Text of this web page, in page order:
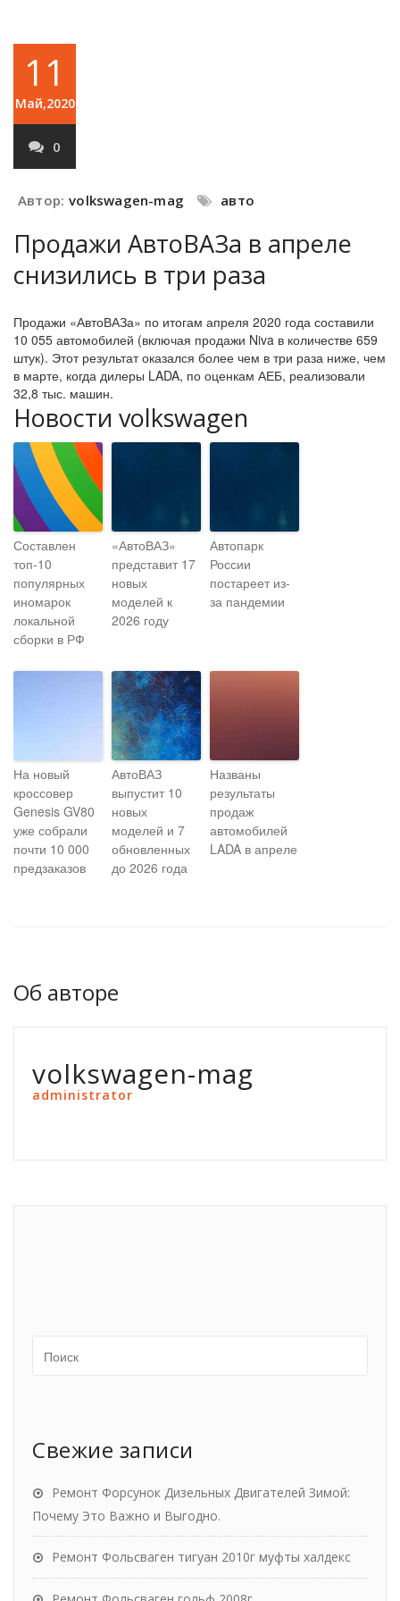
11
Май,2020
0
Автор: volkswagen-mag авто
Продажи АвтоВАЗа в апреле
снизились в три раза
Продажи «АвтоВАЗа» по итогам апреля 2020 года составили
10 055 автомобилей (включая продажи Niva в количестве 659
штук). Этот результат оказался более чем в три раза ниже, чем
в марте, когда дилеры LADA, по оценкам АЕБ, реализовали
32,8 тыс. машин.
Новости volkswagen
Составлен
топ-10
популярных
иномарок
локальной
сборки в РФ
«АвтоВАЗ»
представит 17
новых
моделей к
2026 году
Автопарк
России
постареет из-
за пандемии
На новый
кроссовер
Genesis GV80
уже собрали
почти 10 000
предзаказов
АвтоВАЗ
выпустит 10
новых
моделей и 7
обновленных
до 2026 года
Названы
результаты
продаж
автомобилей
LADA в апреле
Об авторе
volkswagen-mag
administrator
Свежие записи
Ремонт Форсунок Дизельных Двигателей Зимой:
Почему Это Важно и Выгодно.
Ремонт Фольсваген тигуан 2010г муфты халдекс